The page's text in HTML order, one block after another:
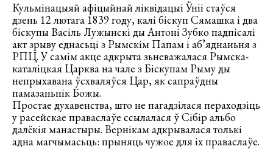
Кульмінацыяй афіцыйнай ліквідацыі Ўніі стаўся
дзень 12 лютага 1839 году, калі біскуп Сямашка і два
біскупы Васіль Лужынскі ды Антоні Зубко падпісалі
акт зрыву еднасьці з Рымскім Папам і аб’яднаньня з
РПЦ. У самім акце адкрыта зьневажалася Рымска-
каталіцкая Царква на чале з Біскупам Рыму ды
непрыхавана ўсхваляўся Цар, як сапраўдны
памазаньнік Божы.
Простае духавенства, што не пагадзілася пераходзіць
у расейскае праваслаўе ссылалася ў Сібір альбо
далёкія манастыры. Вернікам адкрывалася толькі
адна магчымасьць: прыняць чужое для іх праваслаўе.